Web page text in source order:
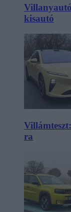
kisautó
ra